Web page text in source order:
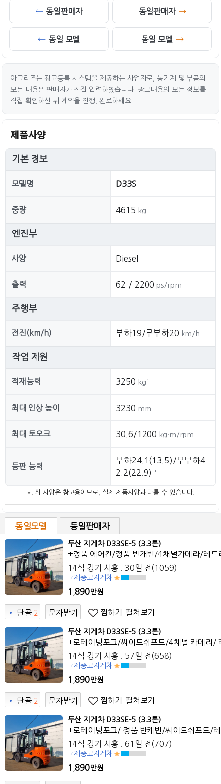
동일판매자
동일 모델
동일판매자
동일 모델
아그리즈는 광고등록 시스템을 제공하는 사업자로, 농기계 및 부품의
모든 내용은 판매자가 직접 입력하였습니다. 광고내용의 모든 정보를
직접 확인하신 뒤 계약을 진행, 완료하세요.
제품사양
기본 정보
모델명 D33S
중량 4615 kg
엔진부
사양 Diesel
출력 62 / 2200 ps/rpm
주행부
전진(km/h) 부하19/무부하20 km/h
작업 제원
적재능력 3250 kgf
최대 인상 높이 3230 mm
최대 토오크 30.6/1200 kg·m/rpm
등판 능력
부하24.1(13.5)/무부하4
2.2(22.9) °
*. 위 사양은 참고용이므로, 실제 제품사양과 다를 수 있습니다.
동일모델 동일판매자
두산 지게차 D33SE-5 (3.3톤)
+정품 에어컨/정품 반캐빈/4채널카메라/레드
14식 경기 시흥 . 30일 전(1059)
국제중고지게차
1,890만원
• 단골 2 문자받기 찜하기 펼쳐보기
두산 지게차 D33SE-5 (3.3톤)
+로테이팅포크/싸이드쉬프트/4채널 카메라/
14식 경기 시흥 . 57일 전(658)
국제중고지게차
1,890만원
• 단골 2 문자받기 찜하기 펼쳐보기
두산 지게차 D33SE-5 (3.3톤)
+로테이팅포크/ 정품 반캐빈/싸이드쉬프트/
14식 경기 시흥 . 61일 전(707)
국제중고지게차
1,890만원